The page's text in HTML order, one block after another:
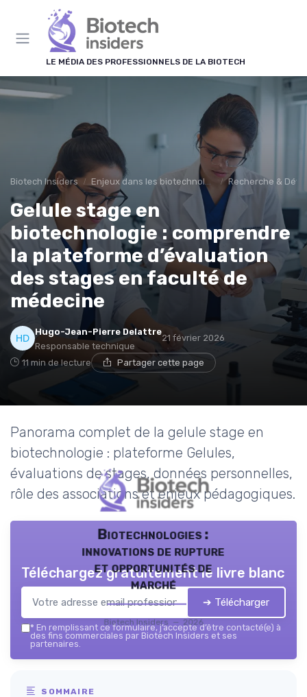
LE MÉDIA DES PROFESSIONNELS DE LA BIOTECH
Biotech Insiders Enjeux dans les biotechnologies Recherche &
Gelule stage en
biotechnologie : comprendre
la plateforme d’évaluation
des stages en faculté de
médecine
Hugo-Jean-Pierre Delattre
Responsable technique
21 février 2026
11 min de lecture Partager cette page
Panorama complet de la gelule stage en
biotechnologie : plateforme Gelules,
évaluations de stages, données personnelles,
rôle des associations et enjeux pédagogiques.
Biotechnologies :
innovations de rupture
et opportunités de
marché
Biotech Insiders — 2026
Téléchargez gratuitement le livre blanc
➔ Télécharger
* En remplissant ce formulaire, j’accepte d’être contacté(e) à
des fins commerciales par Biotech Insiders et ses
partenaires.
SOMMAIRE
Panneau de gestion des cookies